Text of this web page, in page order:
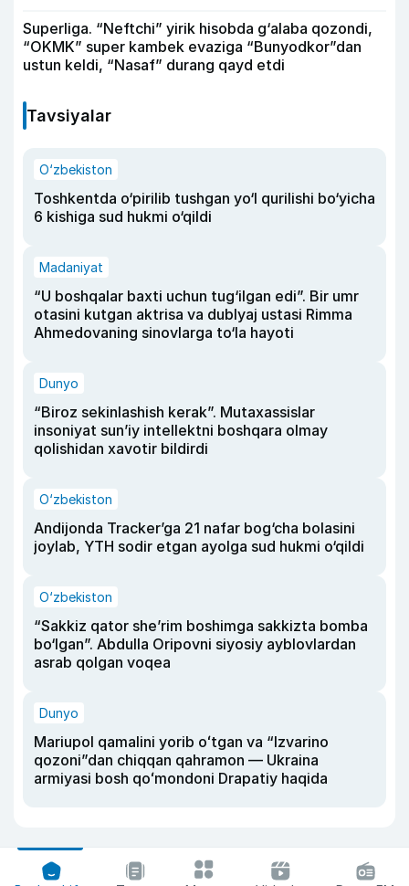
Superliga. “Neftchi” yirik hisobda g‘alaba qozondi,
“OKMK” super kambek evaziga “Bunyodkor”dan
ustun keldi, “Nasaf” durang qayd etdi
Tavsiyalar
O‘zbekiston
Toshkentda o‘pirilib tushgan yo‘l qurilishi bo‘yicha
6 kishiga sud hukmi o‘qildi
Madaniyat
“U boshqalar baxti uchun tug‘ilgan edi”. Bir umr
otasini kutgan aktrisa va dublyaj ustasi Rimma
Ahmedovaning sinovlarga to‘la hayoti
Dunyo
“Biroz sekinlashish kerak”. Mutaxassislar
insoniyat sun’iy intellektni boshqara olmay
qolishidan xavotir bildirdi
O‘zbekiston
Andijonda Tracker’ga 21 nafar bog‘cha bolasini
joylab, YTH sodir etgan ayolga sud hukmi o‘qildi
O‘zbekiston
“Sakkiz qator she’rim boshimga sakkizta bomba
bo‘lgan”. Abdulla Oripovni siyosiy ayblovlardan
asrab qolgan voqea
Dunyo
Mariupol qamalini yorib oʻtgan va “Izvarino
qozoni”dan chiqqan qahramon — Ukraina
armiyasi bosh qoʻmondoni Drapatiy haqida